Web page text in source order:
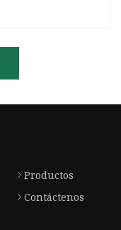
Productos
Contáctenos